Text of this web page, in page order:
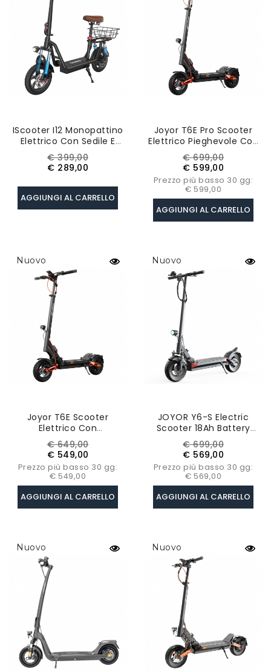
IScooter I12 Monopattino
Elettrico Con Sedile E
Cestino Posteriore,
Motore Da 500W,
Batteria Da 36V 7,5Ah,
Pneumatico Da 12".
Prezzo
base
€ 399,00Prezzo
€ 289,00
AGGIUNGI AL CARRELLO
Joyor T6E Pro Scooter
Elettrico Pieghevole Con
Certificazione ABE,
Motore 500W, Batteria
48V 26Ah, Pneumatici Da
10 Pollici
Prezzo
base
€ 699,00Prezzo
€ 599,00
Prezzo più basso 30 gg:
€ 599,00
AGGIUNGI AL CARRELLO
Nuovo
Joyor T6E Scooter
Elettrico Con
Certificazione ABE,
Motore 500W, Batteria
48V 18Ah, Pneumatici 10
Pollici, Autonomia 70 Km
Prezzo
base
€ 649,00Prezzo
€ 549,00
Prezzo più basso 30 gg:
€ 549,00
AGGIUNGI AL CARRELLO
Nuovo
JOYOR Y6-S Electric
Scooter 18Ah Battery
500W Motor Up To 60KM
Mileage Range 10 Inch
Wheel 40Km/h Max
Speed
Prezzo
base
€ 699,00Prezzo
€ 569,00
Prezzo più basso 30 gg:
€ 569,00
AGGIUNGI AL CARRELLO
Nuovo Nuovo